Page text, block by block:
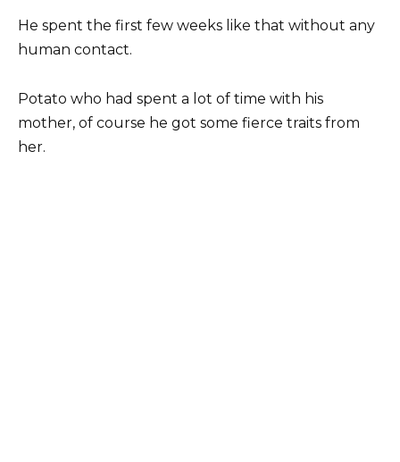
He spent the first few weeks like that without any
human contact.
Potato who had spent a lot of time with his
mother, of course he got some fierce traits from
her.